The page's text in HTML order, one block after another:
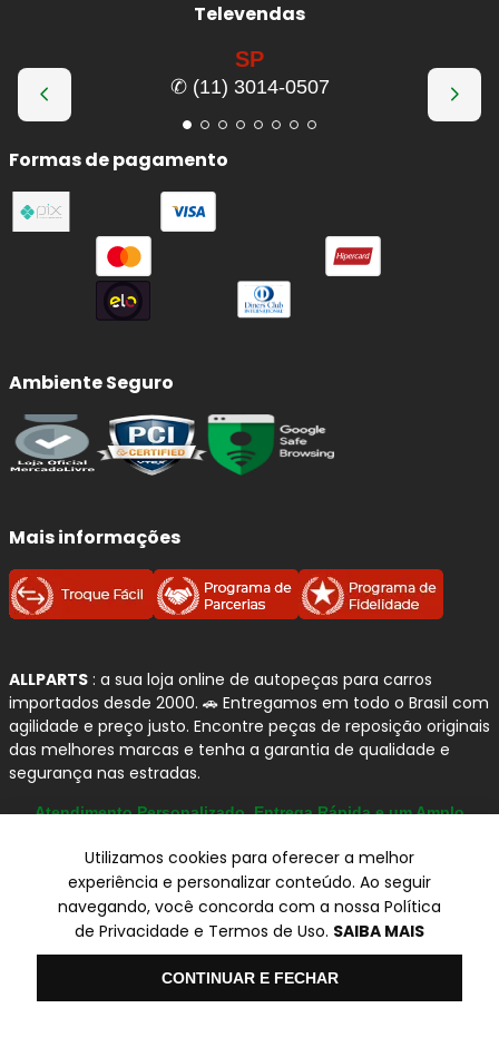
Televendas
SP
✆ (11) 3014-0507
Formas de pagamento
Ambiente Seguro
Mais informações
ALLPARTS : a sua loja online de autopeças para carros
importados desde 2000. 🚗 Entregamos em todo o Brasil com
agilidade e preço justo. Encontre peças de reposição originais
das melhores marcas e tenha a garantia de qualidade e
segurança nas estradas.
Atendimento Personalizado, Entrega Rápida e um Amplo
© Copyright 2000-2026
ALLPARTS Com. de Peças Automotivas Ltda.
CNPJ 03.724.695/0001-42 - Av. Avelino Capellato, 450 - Santa
Claudina - Vinhedo/SP - CEP 13284-480.
Utilizamos cookies para oferecer a melhor
experiência e personalizar conteúdo. Ao seguir
navegando, você concorda com a nossa Política
de Privacidade e Termos de Uso. SAIBA MAIS
CONTINUAR E FECHAR